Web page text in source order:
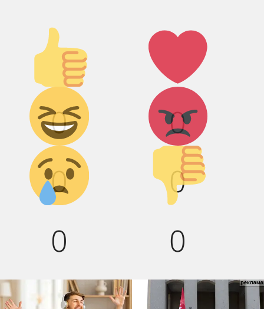
Палец
вверх!
0
Лайк!
0
Дикий
смех!
0
Агрессия!
0
Грусть :(
0
Палец
вниз!
0